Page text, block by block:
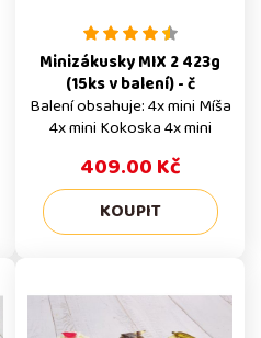
Minizákusky MIX 2 423g
(15ks v balení) - č
Balení obsahuje: 4x mini Míša
4x mini Kokoska 4x mini
Indiánek růžový 3x mini
Větrník Celé balení Tento
produkt prodáváme pouze v
celém balení po 15 ks a
uvedená cena 360 Kč, je za
všech alergenů. Trvanlivost 2
dny
409.00 Kč